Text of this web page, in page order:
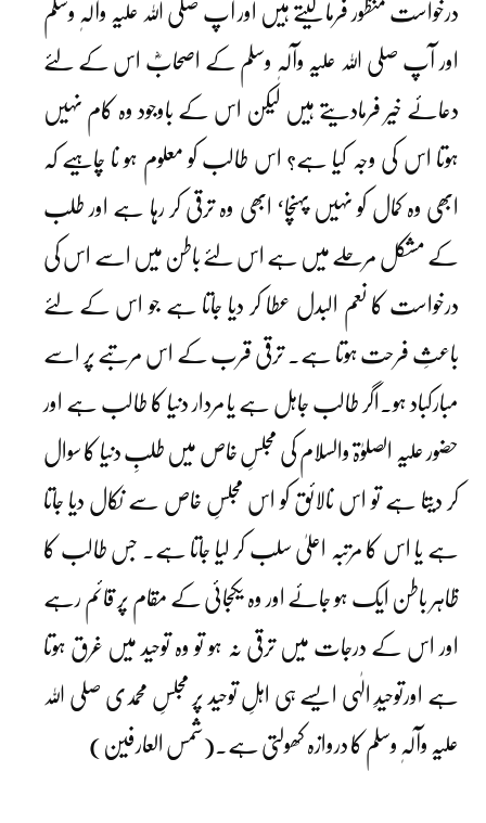
درخواست منظور فرمالیتے ہیں اور آپ صلی اللہ علیہ وآلہٖ وسلم
اور آپ صلی اللہ علیہ وآلہٖ وسلم کے اصحابؓ اس کے لئے
دعائے خیر فرمادیتے ہیں لیکن اس کے باوجود وہ کام نہیں
ہوتا اس کی وجہ کیا ہے؟ اس طالب کو معلوم ہو نا چاہیے کہ
ابھی وہ کمال کو نہیں پہنچا‘ ابھی وہ ترقی کر رہا ہے اور طلب
کے مشکل مرحلے میں ہے اس لئے باطن میں اسے اس کی
درخواست کا نعم البدل عطا کر دیا جاتا ہے جو اس کے لئے
باعثِ فرحت ہوتا ہے۔ ترقی قرب کے اس مرتبے پر اسے
مبارکباد ہو۔اگر طالب جاہل ہے یا مردار دنیا کا طالب ہے اور
حضور علیہ الصلوٰۃ والسلام کی مجلسِ خاص میں طلبِ دنیا کا سوال
کر دیتا ہے تو اس نالائق کو اس مجلسِ خاص سے نکال دیا جاتا
ہے یا اس کا مرتبہ اعلیٰ سلب کر لیا جاتا ہے۔ جس طالب کا
ظاہر باطن ایک ہو جائے اور وہ یکجائی کے مقام پر قائم رہے
اور اس کے درجات میں ترقی نہ ہو تو وہ توحید میں غرق ہوتا
ہے اورتوحیدِ الٰہی ایسے ہی اہلِ توحید پر مجلسِ محمدی صلی اللہ
علیہ وآلہٖ وسلم کا دروازہ کھولتی ہے۔(شمس العارفین)